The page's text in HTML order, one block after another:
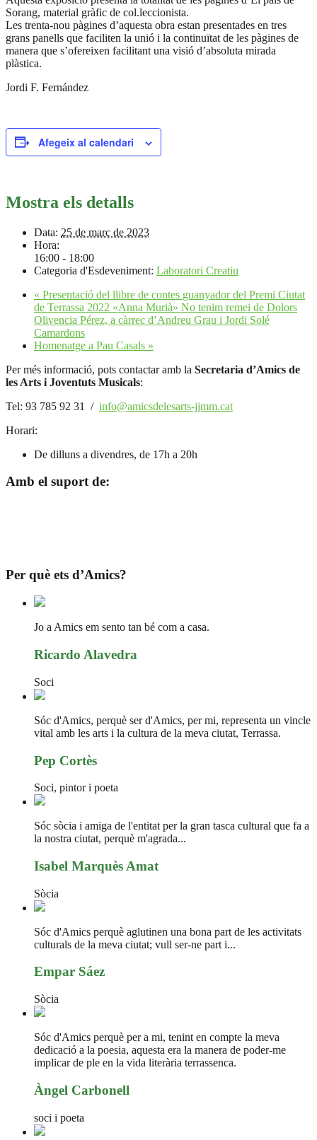
Sorang, material gràfic de col.leccionista.
Les trenta-nou pàgines d’aquesta obra estan presentades en tres
grans panells que faciliten la unió i la continuïtat de les pàgines de
manera que s’ofereixen facilitant una visió d’absoluta mirada
plàstica.
Jordi F. Fernández
Afegeix al calendari
Mostra els detalls
Data: 25 de març de 2023
Hora:
16:00 - 18:00
Categoria d'Esdeveniment: Laboratori Creatiu
« Presentació del llibre de contes guanyador del Premi Ciutat
de Terrassa 2022 «Anna Murià» No tenim remei de Dolors
Olivencia Pérez, a càrrec d’Andreu Grau i Jordi Solé
Camardons
Homenatge a Pau Casals »
Per més informació, pots contactar amb la Secretaria d’Amics de
les Arts i Joventuts Musicals:
Tel: 93 785 92 31 / info@amicsdelesarts-jjmm.cat
Horari:
De dilluns a divendres, de 17h a 20h
Amb el suport de:
Per què ets d’Amics?
Jo a Amics em sento tan bé com a casa.
Ricardo Alavedra
Soci
Sóc d'Amics, perquè ser d'Amics, per mi, representa un vincle
vital amb les arts i la cultura de la meva ciutat, Terrassa.
Pep Cortès
Soci, pintor i poeta
Sóc sòcia i amiga de l'entitat per la gran tasca cultural que fa a
la nostra ciutat, perquè m'agrada...
Isabel Marquès Amat
Sòcia
Sóc d'Amics perquè aglutinen una bona part de les activitats
culturals de la meva ciutat; vull ser-ne part i...
Empar Sáez
Sòcia
Sóc d'Amics perquè per a mi, tenint en compte la meva
dedicació a la poesia, aquesta era la manera de poder-me
implicar de ple en la vida literària terrassenca.
Àngel Carbonell
soci i poeta